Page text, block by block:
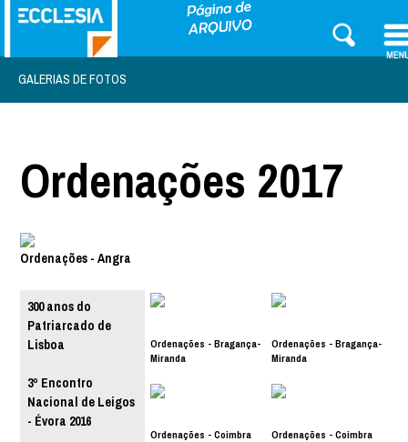
GALERIAS DE FOTOS
Ordenações 2017
Ordenações - Angra
300 anos do
Patriarcado de
Lisboa
3º Encontro
Nacional de Leigos
- Évora 2016
Ordenações - Bragança-
Miranda
Ordenações - Bragança-
Miranda
Ordenações - Coimbra Ordenações - Coimbra